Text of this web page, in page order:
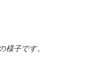
子です。